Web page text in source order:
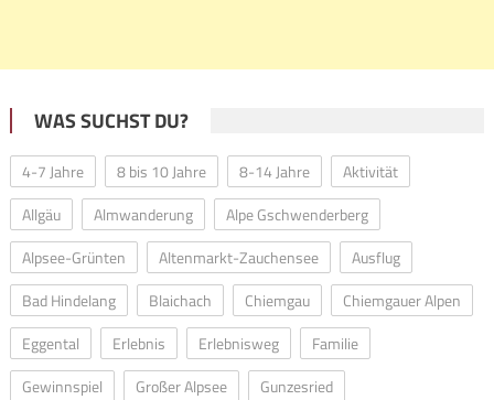
WAS SUCHST DU?
4-7 Jahre 8 bis 10 Jahre 8-14 Jahre
Aktivität
Allgäu
Almwanderung
Alpe Gschwenderberg
Alpsee-Grünten
Altenmarkt-Zauchensee
Ausflug
Bad Hindelang
Blaichach Chiemgau
Chiemgauer Alpen
Eggental
Erlebnis Erlebnisweg
Familie
Gewinnspiel
Großer Alpsee
Gunzesried